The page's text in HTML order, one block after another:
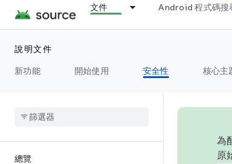
文件 Android 程式碼搜
說明文件
新功能
開始使用 安全性 核心主
總覽
為
原